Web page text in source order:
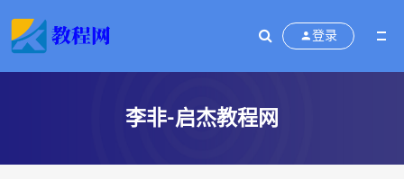
登录
李非-启杰教程网